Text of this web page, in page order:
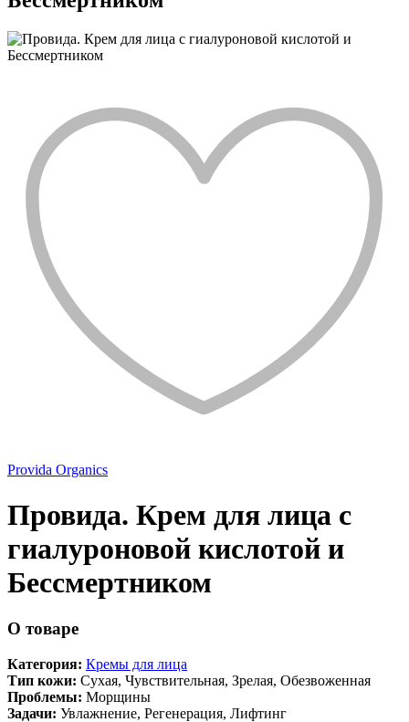
Provida Organics
Провида. Крем для лица с
гиалуроновой кислотой и
Бессмертником
О товаре
Категория: Кремы для лица
Тип кожи: Сухая, Чувствительная, Зрелая, Обезвоженная
Проблемы: Морщины
Задачи: Увлажнение, Регенерация, Лифтинг